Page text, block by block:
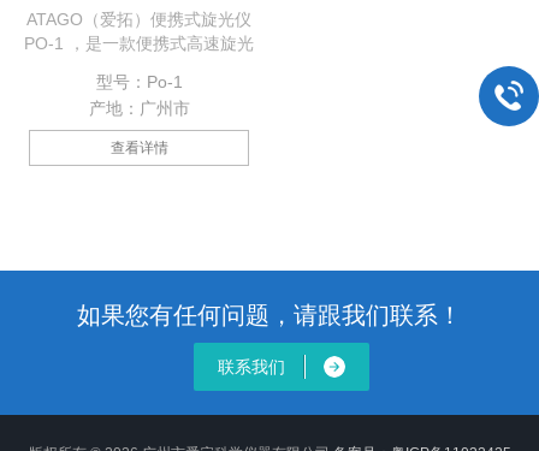
ATAGO（爱拓）便携式旋光仪
PO-1 ，是一款便携式高速旋光
需3mL。
型号：Po-1
产地：广州市
查看详情
如果您有任何问题，请跟我们联系！
联系我们